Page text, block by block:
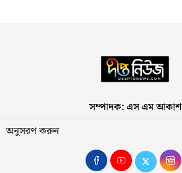
সম্পাদক: এস এম আকাশ
অনুসরণ করুন